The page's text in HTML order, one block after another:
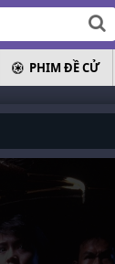
PHIM ĐỀ CỬ